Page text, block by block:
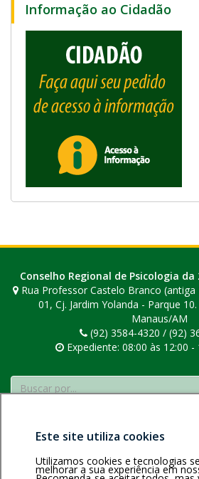
i
n
k
a
b
r
i
r
e
m
u
o
v
a
n
e
l
Informação ao Cidadão
Conselho Regional de Psicologia da
Rua Professor Castelo Branco (antiga
01, Cj. Jardim Yolanda - Parque
Manaus/AM
(92) 3584-4320 / (92)
Expediente: 08:00 às 12:00 -
Buscar
Este site utiliza cookies
Utilizamos cookies e tecnologias
melhorar a sua experiência em